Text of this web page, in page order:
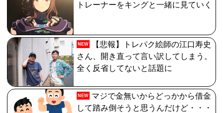
トレーナーをキングと一緒に見ていく
NEW
【悲報】トレパク絵師の江口寿史
さん、開き直って言い訳してしまう。
全く反省してないと話題に
NEW
マジで金無いからどっかから借金
して踏み倒そうと思うんだけど・・・